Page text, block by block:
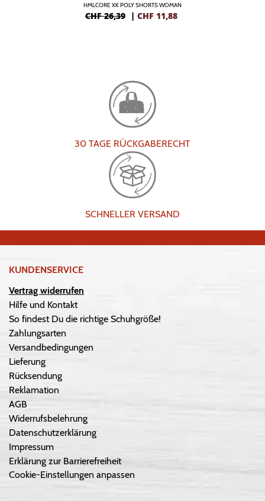
HMLCORE XK POLY SHORTS WOMAN
CHF 26,39 | CHF 11,88
30 TAGE RÜCKGABERECHT
SCHNELLER VERSAND
KUNDENSERVICE
Vertrag widerrufen
Hilfe und Kontakt
So findest Du die richtige Schuhgröße!
Zahlungsarten
Versandbedingungen
Lieferung
Rücksendung
Reklamation
AGB
Widerrufsbelehrung
Datenschutzerklärung
Impressum
Erklärung zur Barrierefreiheit
Cookie-Einstellungen anpassen